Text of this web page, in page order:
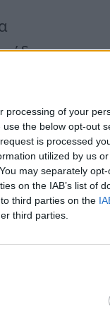
processing of your
the below opt-out
is processed
utilized by us
may separately
on the IAB’s list of
third parties on the
third parties.
έδωσε
ο
να
τον